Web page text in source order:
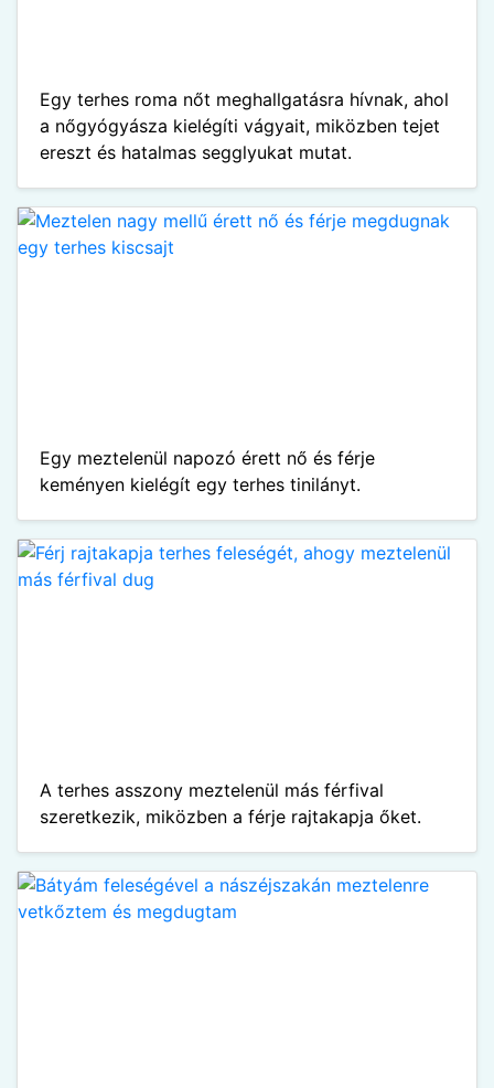
Egy terhes roma nőt meghallgatásra hívnak, ahol
a nőgyógyásza kielégíti vágyait, miközben tejet
ereszt és hatalmas segglyukat mutat.
Egy meztelenül napozó érett nő és férje
keményen kielégít egy terhes tinilányt.
A terhes asszony meztelenül más férfival
szeretkezik, miközben a férje rajtakapja őket.